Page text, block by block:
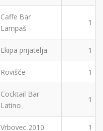
Caffe Bar
Lampaš
1
Ekipa prijatelja 1
Rovišće 1
Cocktail Bar
Latino
1
Vrbovec 2010 1